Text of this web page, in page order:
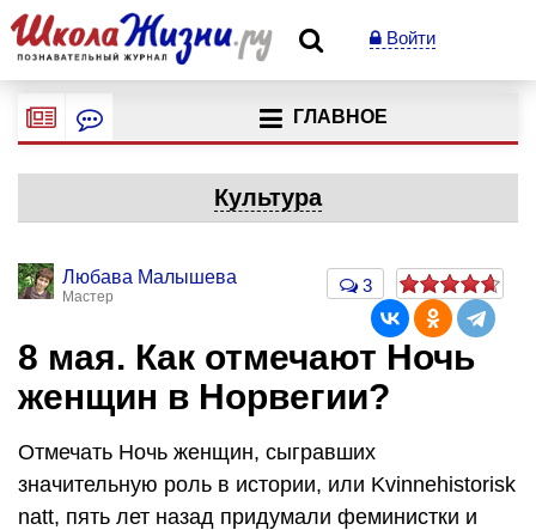
Войти
ГЛАВНОЕ
Культура
Любава Малышева
Мастер
3
8 мая. Как отмечают Ночь
женщин в Норвегии?
Отмечать Ночь женщин, сыгравших
значительную роль в истории, или Kvinnehistorisk
natt, пять лет назад придумали феминистки и